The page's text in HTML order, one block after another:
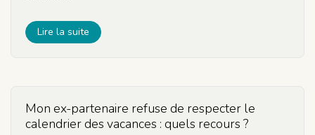
Lire la suite
Mon ex-partenaire refuse de respecter le
calendrier des vacances : quels recours ?